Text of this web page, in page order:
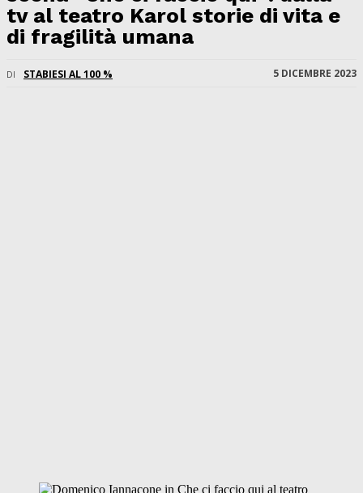
tv al teatro Karol storie di vita e
di fragilità umana
DI STABIESI AL 100 % 5 DICEMBRE 2023